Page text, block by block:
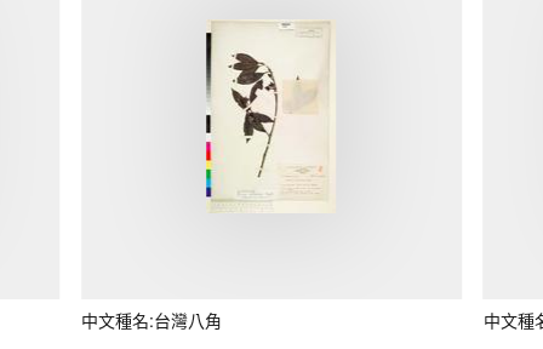
中文種名:台灣八角 中文種